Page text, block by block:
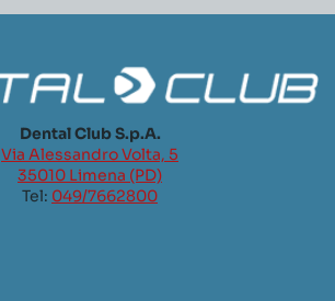
Dental Club S.p.A.
Via Alessandro Volta, 5
35010 Limena (PD)
Tel: 049/7662800